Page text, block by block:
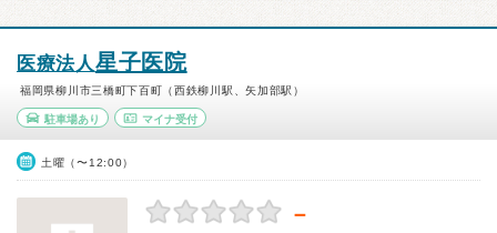
医療法人星子医院
福岡県柳川市三橋町下百町（西鉄柳川駅、矢加部駅）
駐車場あり マイナ受付
土曜（〜12:00）
－